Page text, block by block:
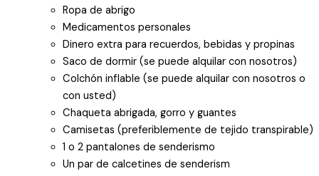
Ropa de abrigo
Medicamentos personales
Dinero extra para recuerdos, bebidas y propinas
Saco de dormir (se puede alquilar con nosotros)
Colchón inflable (se puede alquilar con nosotros o
con usted)
Chaqueta abrigada, gorro y guantes
Camisetas (preferiblemente de tejido transpirable)
1 o 2 pantalones de senderismo
Un par de calcetines de senderism